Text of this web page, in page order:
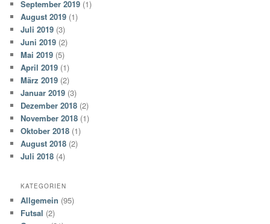
September 2019 (1)
August 2019 (1)
Juli 2019 (3)
Juni 2019 (2)
Mai 2019 (5)
April 2019 (1)
März 2019 (2)
Januar 2019 (3)
Dezember 2018 (2)
November 2018 (1)
Oktober 2018 (1)
August 2018 (2)
Juli 2018 (4)
KATEGORIEN
Allgemein (95)
Futsal (2)